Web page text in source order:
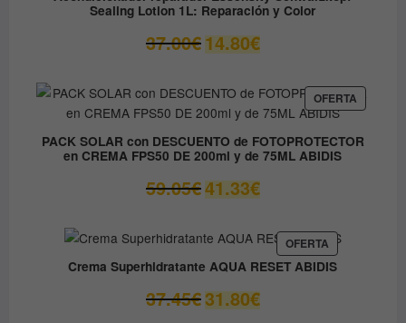
hasta
14.50€
Sealing Lotion 1L: Reparación y Color
37.00€ El
precio
era:
37.00€.
14.80€El
precio
es:
14.80€.
OFERTA
EN
PACK SOLAR con DESCUENTO de FOTOPROTECTOR
en CREMA FPS50 DE 200ml y de 75ML ABIDIS
59.05€ El
precio
era:
59.05€.
41.33€El
precio
es:
41.33€.
OFERTAPRODUCTO
EN
OFERTA
Crema Superhidratante AQUA RESET ABIDIS
37.45€ El
precio
31.80€El
precio